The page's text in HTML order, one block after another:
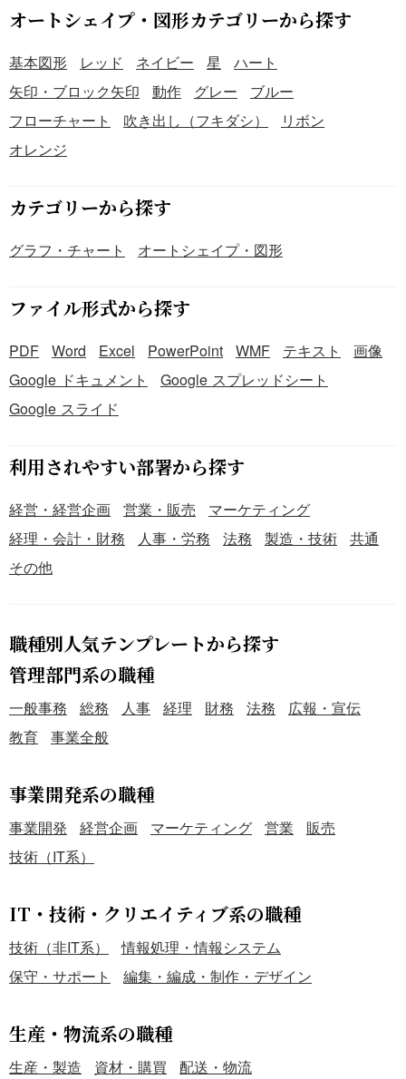
は、サイズ変更・色変更・回転などのカスタマイズが容易
で、プレゼン資料やビジネス文書をより印象的に表現する
ために活用されます。 ■テンプレートの利用シーン ＜重要
情報や注意事項の強調に＞ 会議資料や社内向け案内文書
で、特に伝えたい項目の脇にアイコンを配置し、重要情報
の視認性を高めるシーンで活用できます。 ＜プレゼンスラ
イドのビジュアル統一に＞ 複数スライドで同じアイコンス
横向き・縦向き・斜め配置など22パターン搭載されてお
■作成・利用時のポイント ＜背景色との明度差を確認して
の場合は視認性が低下する可能性があります。配置前に確
認しましょう。 ＜テキストとの組み合わせで情報構造を明
確に＞ アイコンの脇に補足テキストを配置することで、閲
覧者がより直感的に情報を把握できます。 ＜複数スライド
間での配置位置を統一＞ アイコンの配置位置をスライド内
で統一することで、資料全体の完成度が向上します。 ■テ
工数削減につながります。 ＜22パターンの豊富な配置バリ
表現の幅が広がります。 ＜無料ダウンロードで制作コスト
ゼロ＞ 制作コストや月額費用無しで、すぐに活用できま
す。
オートシェイプ・図形カテゴリーから探す
基本図形 レッド ネイビー 星
ハート
矢印・ブロック矢印
動作 グレー
ブルー
フローチャート
吹き出し（フキダシ）
リボン
オレンジ
カテゴリーから探す
グラフ・チャート オートシェイプ・図形
ファイル形式から探す
PDF Word Excel PowerPoint WMF テキスト
画像
Google ドキュメント
Google スプレッドシート
Google スライド
利用されやすい部署から探す
経営・経営企画 営業・販売
マーケティング
経理・会計・財務
人事・労務 法務 製造・技術
共通
その他
職種別人気テンプレートから探す
管理部門系の職種
一般事務 総務 人事 経理 財務 法務
広報・宣伝
教育
事業全般
事業開発系の職種
事業開発 経営企画 マーケティング 営業
販売
技術（IT系）
IT・技術・クリエイティブ系の職種
技術（非IT系）
情報処理・情報システム
保守・サポート
編集・編成・制作・デザイン
生産・物流系の職種
生産・製造 資材・購買 配送・物流